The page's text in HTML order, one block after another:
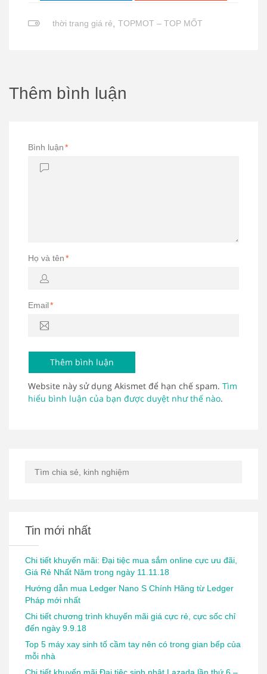
thời trang giá rẻ, TOPMOT – TOP MỐT
Thêm bình luận
Bình luận*
Họ và tên*
Email*
Website này sử dụng Akismet để hạn chế spam. Tìm
hiểu bình luận của bạn được duyệt như thế nào.
Tin mới nhất
Chi tiết khuyến mãi: Đại tiệc mua sắm online cực ưu đãi,
Giá Rẻ Nhất Năm trong ngày 11.11.18
Hướng dẫn mua Ledger Nano S Chính Hãng từ Ledger
Pháp mới nhất
Chi tiết chương trình khuyến mãi giá cực rẻ, cực sốc chỉ
đến ngày 9.9.18
Top 5 máy xay sinh tố cầm tay nên có trong gian bếp của
mỗi nhà